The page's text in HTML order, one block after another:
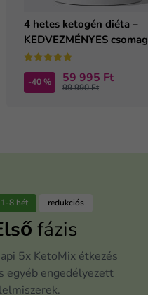
4 hetes ketogén diéta –
KEDVEZMÉNYES csomag
-40 % 59 995 Ft
99 990 Ft
1-8 hét redukciós
fázis
5x KetoMix étkezés
egyéb engedélyezett